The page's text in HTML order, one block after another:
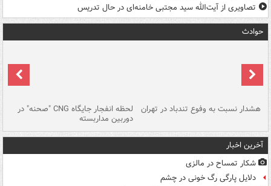
تصاویری از آیت‌الله سید مجتبی خامنه‌ای در حال تدریس
حوادث
هشدار نسبت به وفوع تندباد در تهران لحظه انفجار جایگاه CNG "صحنه" در
دوربین مداربسته
آخرین اخبار
شکار تمساح در مالزی
دلایل پارگی رگ خونی در چشم